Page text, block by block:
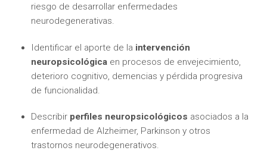
riesgo de desarrollar enfermedades
neurodegenerativas.
Identificar el aporte de la intervención
neuropsicológica en procesos de envejecimiento,
deterioro cognitivo, demencias y pérdida progresiva
de funcionalidad.
Describir perfiles neuropsicológicos asociados a la
enfermedad de Alzheimer, Parkinson y otros
trastornos neurodegenerativos.